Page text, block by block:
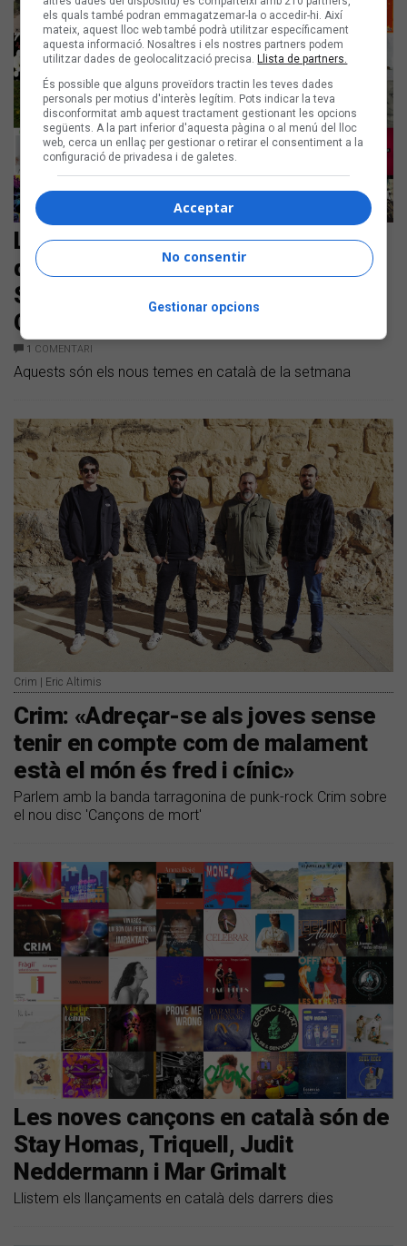
Les noves cançons en català són
d'Els Amics de les Arts, Pirat's
Sound Sistema, Crim i Renaldo &
Clara
1 COMENTARI
Aquests són els nous temes en català de la setmana
Crim | Eric Altimis
Crim: «Adreçar-se als joves sense
tenir en compte com de malament
està el món és fred i cínic»
Parlem amb la banda tarragonina de punk-rock Crim sobre
el nou disc 'Cançons de mort'
Les noves cançons en català són de
Stay Homas, Triquell, Judit
Neddermann i Mar Grimalt
Llistem els llançaments en català dels darrers dies
els quals també podran emmagatzemar-la o accedir-hi. Així
mateix, aquest lloc web també podrà utilitzar específicament
aquesta informació. Nosaltres i els nostres partners podem
utilitzar dades de geolocalització precisa. Llista de partners.
És possible que alguns proveïdors tractin les teves dades
personals per motius d'interès legítim. Pots indicar la teva
disconformitat amb aquest tractament gestionant les opcions
següents. A la part inferior d'aquesta pàgina o al menú del lloc
web, cerca un enllaç per gestionar o retirar el consentiment a la
configuració de privadesa i de galetes.
Acceptar
No consentir
Gestionar opcions